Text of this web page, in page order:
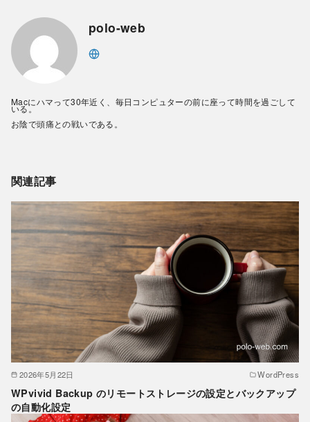
polo-web
Macにハマって30年近く、毎日コンピュターの前に座って時間を過ごして
いる。
お陰で頭痛との戦いである。
関連記事
2026年5月22日 WordPress
WPvivid Backup のリモートストレージの設定とバックアップ
の自動化設定